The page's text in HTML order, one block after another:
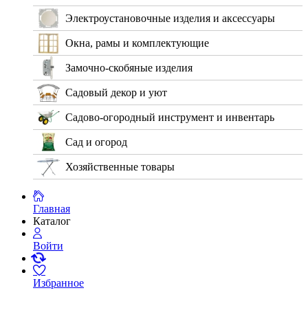
Электроустановочные изделия и аксессуары
Окна, рамы и комплектующие
Замочно-скобяные изделия
Садовый декор и уют
Садово-огородный инструмент и инвентарь
Сад и огород
Хозяйственные товары
Главная
Каталог
Войти
Избранное